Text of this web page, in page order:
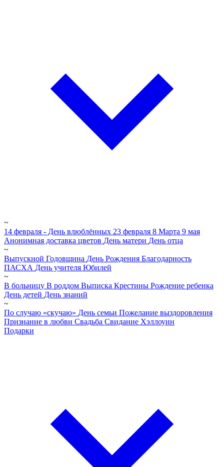
~
14 февраля - День влюблённых 23 февраля 8 Марта 9 мая
Анонимная доставка цветов День матери День отца
~
Выпускной Годовщина День Рождения Благодарность
ПАСХА День учителя Юбилей
~
В больницу В роддом Выписка Крестины Рождение ребенка
День детей День знаний
~
По случаю «скучаю» День семьи Пожелание выздоровления
Признание в любви Свадьба Свидание Хэллоуин
Подарки